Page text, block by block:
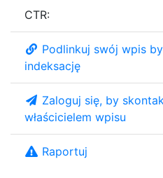
CTR:
Podlinkuj swój wpis
indeksację
Zaloguj się, by
właścicielem wpisu
Raportuj